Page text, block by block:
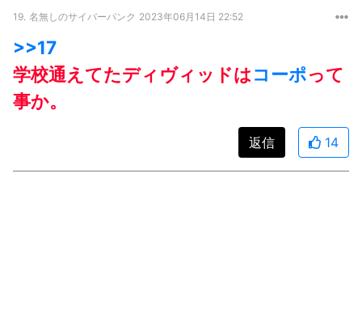
19. 名無しのサイバーパンク 2023年06月14日 22:52
>>17
学校通えてたディヴィッドはコーポって
事か。
返信 14